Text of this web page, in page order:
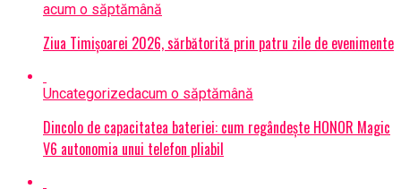
acum o săptămână
Ziua Timișoarei 2026, sărbătorită prin patru zile de evenimente
Uncategorizedacum o săptămână
Dincolo de capacitatea bateriei: cum regândește HONOR Magic
V6 autonomia unui telefon pliabil